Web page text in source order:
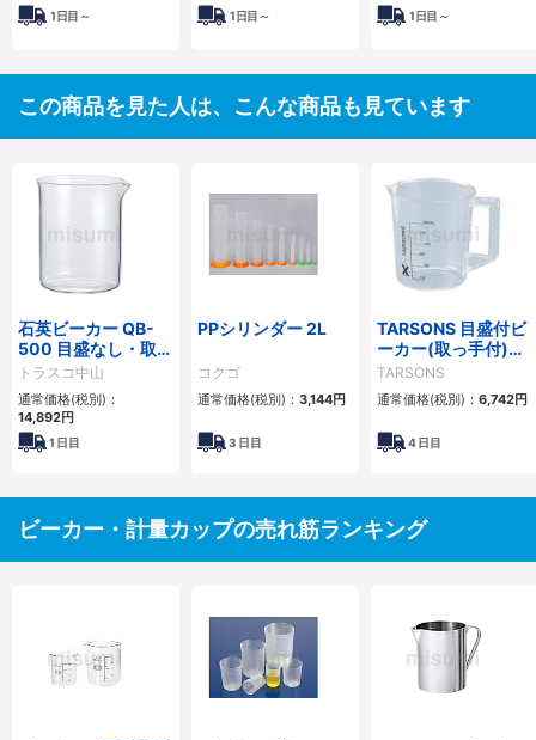
1日目～ 1日目～ 1日目～
この商品を見た人は、こんな商品も見ています
石英ビーカー QB-
500 目盛なし・取手
なし
トラスコ中山
通常価格(税別)：
14,892円
1 日目
PPシリンダー 2L
コクゴ
通常価格(税別)： 3,144円
3 日目
TARSONS 目盛付ビ
ーカー(取っ手付)
TPX製 5000ml
TARSONS
通常価格(税別)： 6,742円
4日目
ビーカー・計量カップの売れ筋ランキング